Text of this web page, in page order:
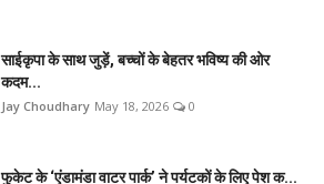
साईकृपा के साथ जुड़ें, बच्चों के बेहतर भविष्य की ओर
कदम...
Jay Choudhary May 18, 2026 0
फुकेट के ‘एंडामंडा वाटर पार्क’ ने पर्यटकों के लिए पेश क...